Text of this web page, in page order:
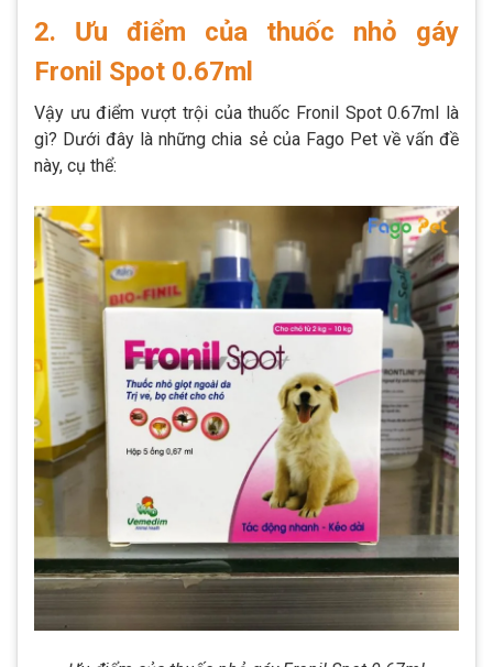
2. Ưu điểm của thuốc nhỏ gáy
Fronil Spot 0.67ml
Vậy ưu điểm vượt trội của thuốc Fronil Spot 0.67ml là
gì? Dưới đây là những chia sẻ của Fago Pet về vấn đề
này, cụ thể: